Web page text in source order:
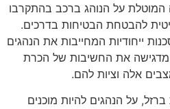
על הנוהג ברכב בהתקרבו
להבטחת הבטיחות בדרכים.
ייחודיות המחייבות את הנהגים
מדגישה את החשיבות של הכרת
אלה וציות להם.
על הנהגים להיות מוכנים